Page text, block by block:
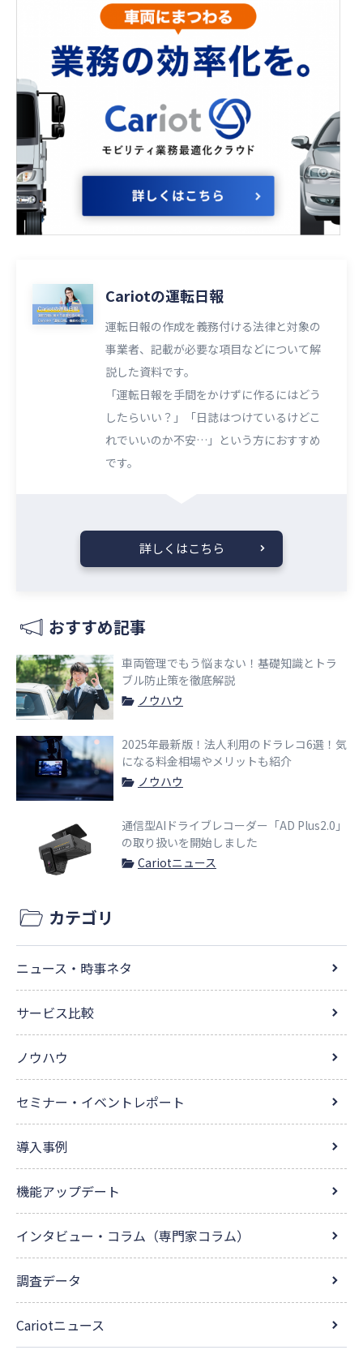
Cariotの運転日報
運転日報の作成を義務付ける法律と対象の
事業者、記載が必要な項目などについて解
説した資料です。
「運転日報を手間をかけずに作るにはどう
したらいい？」「日誌はつけているけどこ
れでいいのか不安…」という方におすすめ
です。
詳しくはこちら
おすすめ記事
車両管理でもう悩まない！基礎知識とトラ
ブル防止策を徹底解説
ノウハウ
2025年最新版！法人利用のドラレコ6選！気
になる料金相場やメリットも紹介
ノウハウ
通信型AIドライブレコーダー「AD Plus2.0」
の取り扱いを開始しました
Cariotニュース
カテゴリ
ニュース・時事ネタ
サービス比較
ノウハウ
セミナー・イベントレポート
導入事例
機能アップデート
インタビュー・コラム（専門家コラム）
調査データ
Cariotニュース